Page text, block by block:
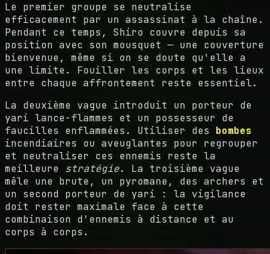
Le premier groupe se neutralise
efficacement par un assassinat à la chaîne.
Pendant ce temps, Shiro couvre depuis sa
position avec son mousquet — une couverture
bienvenue, même si on se doute qu'elle a
une limite. Fouiller les corps et les lieux
entre chaque affrontement reste essentiel.
La deuxième vague introduit un porteur de
yari lance-flammes et un possesseur de
faucilles enflammées. Utiliser des bombes
incendiaires ou aveuglantes pour regrouper
et neutraliser ces ennemis reste la
meilleure stratégie. La troisième vague
mêle une brute, un pyromane, des archers et
un second porteur de yari : la vigilance
doit rester maximale face à cette
combinaison d'ennemis à distance et au
corps à corps.